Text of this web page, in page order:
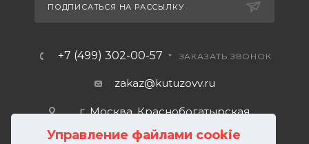
Управление файлами cookie
ПОДПИСАТЬСЯ НА РАССЫЛКУ
+7 (499) 302-00-57 ЗАКАЗАТЬ ЗВОНОК
zakaz@kutuzovv.ru
г. Москва, Краснобогатырская